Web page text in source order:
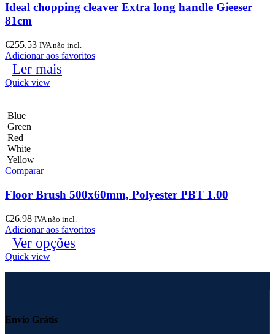
Ideal chopping cleaver Extra long handle Gieeser
81cm
€255.53 IVA não incl.
Adicionar aos favoritos
Ler mais
Quick view
Blue
Green
Red
White
Yellow
Comparar
Floor Brush 500x60mm, Polyester PBT 1.00
€26.98 IVA não incl.
Adicionar aos favoritos
Ver opções
Quick view
Envio Grátis